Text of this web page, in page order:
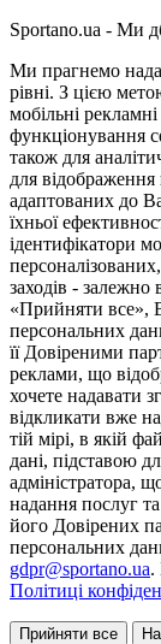
Sportano.ua - Ми
Ми прагнемо
рівні. З цією
мобільні
функціонування
також для
для відображення
адаптованих до
їхньої
ідентифікатори
заходів -
«Прийняти все»,
персональних
її Довіреними
реклами, що
хочете надавати
відкликати вже
тій мірі, в якій
дані, підставою
адміністратора,
надання послуг
його Довірених
персональних
gdpr@sportano.ua.
Політиці
Прийняти все